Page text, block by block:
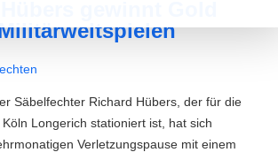
gewinnt Gold
Säbelfechter Richard Hübers, der für die
Longerich stationiert ist, hat sich
Verletzungspause mit einem